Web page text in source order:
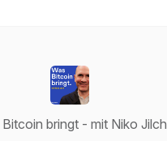
bringt - mit Niko Jilch